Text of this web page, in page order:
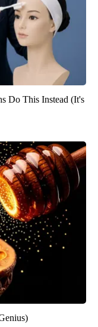
Do This Instead (It's